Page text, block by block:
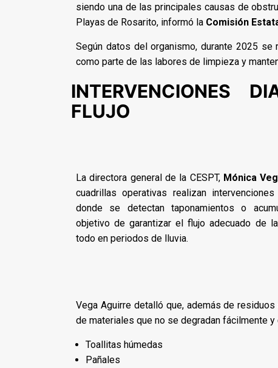
siendo una de las principales causas de
Playas de Rosarito, informó la Comisión
Según datos del organismo, durante 2025 se
como parte de las labores de limpieza y
INTERVENCIONES
FLUJO
La directora general de la CESPT, Mónica
cuadrillas operativas realizan
donde se detectan taponamientos o
objetivo de garantizar el flujo adecuado de
todo en periodos de lluvia.
Vega Aguirre detalló que, además de
de materiales que no se degradan fácilmente
Toallitas húmedas
Pañales